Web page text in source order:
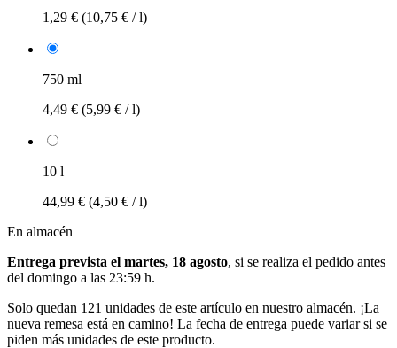
1,29 € (10,75 € / l)
750 ml
4,49 € (5,99 € / l)
10 l
44,99 € (4,50 € / l)
En almacén
Entrega prevista el martes, 18 agosto, si se realiza el pedido antes
del domingo a las 23:59 h.
Solo quedan 121 unidades de este artículo en nuestro almacén. ¡La
nueva remesa está en camino! La fecha de entrega puede variar si se
piden más unidades de este producto.